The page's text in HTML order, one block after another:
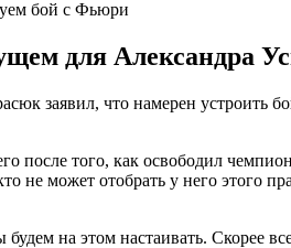
для Александра
заявил, что намерен
после того, как освободил
не может отобрать у него
на этом настаивать. Скорее